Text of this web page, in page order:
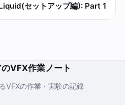
セットアップ編): Part 1
VFX作業ノート
VFXの作業・実験の記録